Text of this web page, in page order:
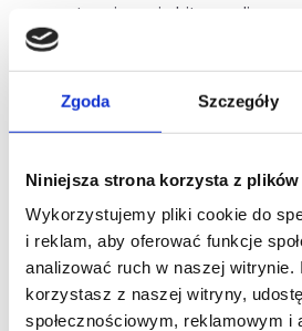
Zgoda Szczegóły
Niniejsza strona korzysta z
Wykorzystujemy pliki cookie do
i reklam, aby oferować funkcje
analizować ruch w naszej witrynie.
korzystasz z naszej witryny,
społecznościowym, reklamowym i
motywują mnie hity z radia.
Wierzę, że cierpliwość i jakość